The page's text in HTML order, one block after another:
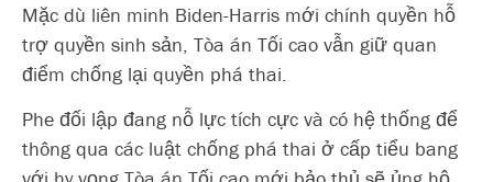
Mặc dù liên minh Biden-Harris mới chính quyền hỗ
trợ quyền sinh sản, Tòa án Tối cao vẫn giữ quan
điểm chống lại quyền phá thai.
Phe đối lập đang nỗ lực tích cực và có hệ thống để
thông qua các luật chống phá thai ở cấp tiểu bang